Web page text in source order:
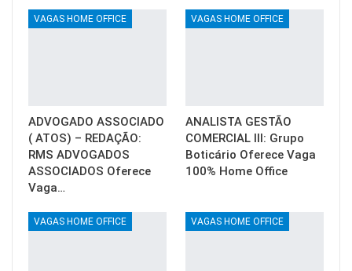
VAGAS HOME OFFICE
ADVOGADO ASSOCIADO
( ATOS) – REDAÇÃO:
RMS ADVOGADOS
ASSOCIADOS Oferece
Vaga…
VAGAS HOME OFFICE
ANALISTA GESTÃO
COMERCIAL III: Grupo
Boticário Oferece Vaga
100% Home Office
VAGAS HOME OFFICE VAGAS HOME OFFICE